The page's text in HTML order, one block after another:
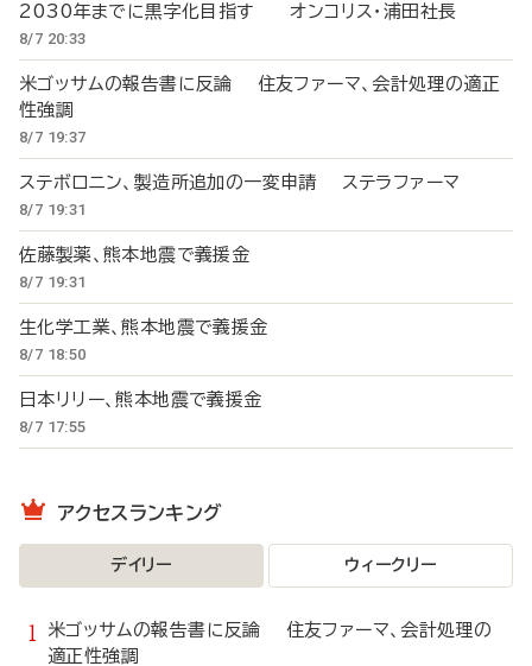
2030年までに黒字化目指す オンコリス・浦田社長
8/7 20:33
米ゴッサムの報告書に反論 住友ファーマ、会計処理の適正
性強調
8/7 19:37
ステボロニン、製造所追加の一変申請 ステラファーマ
8/7 19:31
佐藤製薬、熊本地震で義援金
8/7 19:31
生化学工業、熊本地震で義援金
8/7 18:50
日本リリー、熊本地震で義援金
8/7 17:55
アクセスランキング
デイリー ウィークリー
米ゴッサムの報告書に反論 住友ファーマ、会計処理の
適正性強調